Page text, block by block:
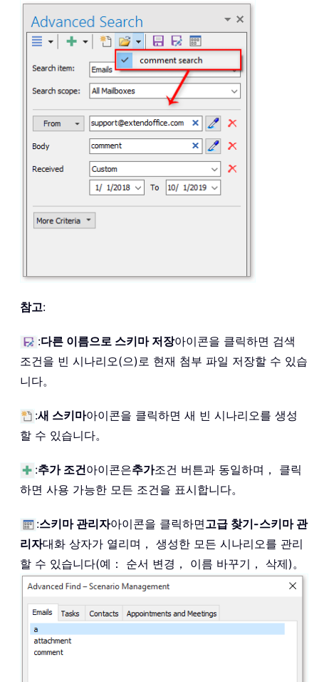
참고:
:다른 이름으로 스키마 저장아이콘을 클릭하면 검색
조건을 빈 시나리오(으)로 현재 첨부 파일 저장할 수 있습
니다。
:새 스키마아이콘을 클릭하면 새 빈 시나리오를 생성
할 수 있습니다。
:추가 조건아이콘은추가조건 버튼과 동일하며， 클릭
하면 사용 가능한 모든 조건을 표시합니다。
:스키마 관리자아이콘을 클릭하면고급 찾기-스키마 관
리자대화 상자가 열리며， 생성한 모든 시나리오를 관리
할 수 있습니다(예： 순서 변경， 이름 바꾸기， 삭제)。